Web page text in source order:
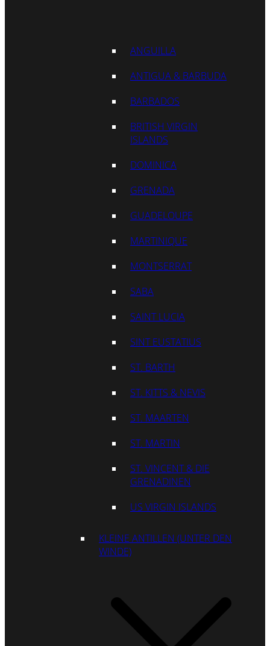
ANGUILLA
ANTIGUA & BARBUDA
BARBADOS
BRITISH VIRGIN
ISLANDS
DOMINICA
GRENADA
GUADELOUPE
MARTINIQUE
MONTSERRAT
SABA
SAINT LUCIA
SINT EUSTATIUS
ST. BARTH
ST. KITTS & NEVIS
ST. MAARTEN
ST. MARTIN
ST. VINCENT & DIE
GRENADINEN
US VIRGIN ISLANDS
KLEINE ANTILLEN (UNTER DEN
WINDE)